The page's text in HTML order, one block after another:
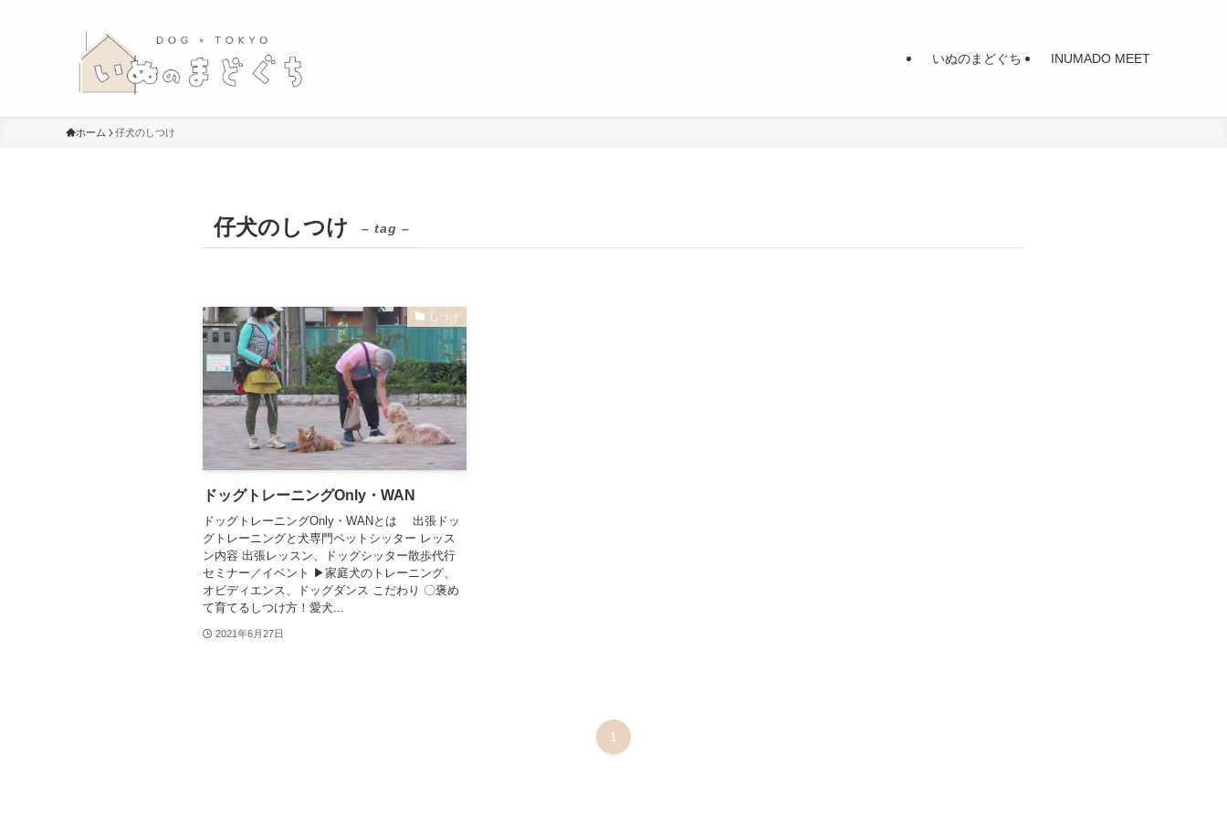
いぬのまどぐち INUMADO MEET
ホーム 仔犬のしつけ
仔犬のしつけ – tag –
しつけ
ドッグトレーニングOnly・WAN
ドッグトレーニングOnly・WANとは 出張ドッ
グトレーニングと犬専門ペットシッター レッス
ン内容 出張レッスン、ドッグシッター散歩代行
セミナー／イベント ▶︎家庭犬のトレーニング、
オビディエンス、ドッグダンス こだわり 〇褒め
て育てるしつけ方！愛犬...
2021年6月27日
1